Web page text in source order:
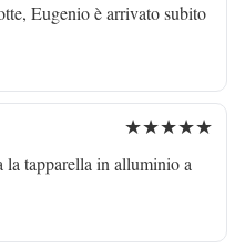
Eugenio è arrivato subito
★★★★★
tapparella in alluminio a